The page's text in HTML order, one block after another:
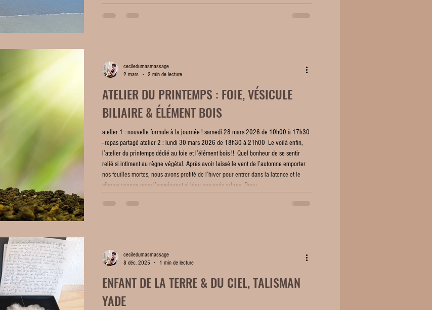
ATELIER DU PRINTEMPS : FOIE, VÉSICULE
BILIAIRE & ÉLÉMENT BOIS
atelier 1 : nouvelle formule à la journée ! samedi 28 mars 2026 de 10h00 à 17h30
- repas partagé atelier 2 : lundi 30 mars 2026 de 18h30 à 21h00 ​ Le voilà enfin,
l’atelier du printemps dédié au foie et l’élément bois !! ​ Quel bonheur de se sentir
relié si intiment au règne végétal. Après avoir laissé le vent de l’automne emporter
nos feuilles mortes, nous avons profité de l’hiver pour entrer dans la latence et le
silence comme nous l’enseignent si bien nos amis arbres. Depu
ceciledumasmassage
2 mars
2 min de lecture
ENFANT DE LA TERRE & DU CIEL, TALISMAN
YADE
ceciledumasmassage
8 déc. 2025
1 min de lecture